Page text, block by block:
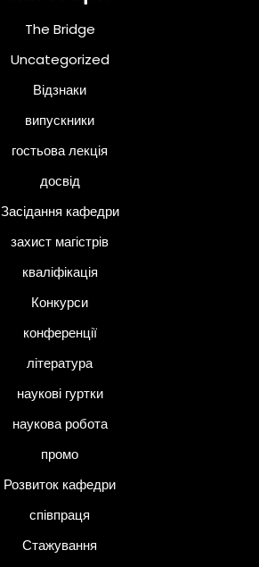
The Bridge
Uncategorized
Відзнаки
випускники
гостьова лекція
досвід
Засідання кафедри
захист магістрів
кваліфікація
Конкурси
конференції
література
наукові гуртки
наукова робота
промо
Розвиток кафедри
співпраця
Стажування